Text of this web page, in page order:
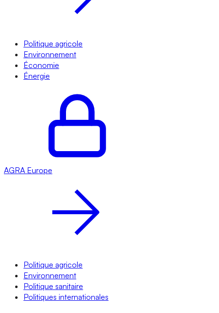
Politique agricole
Environnement
Économie
Énergie
AGRA Europe
Politique agricole
Environnement
Politique sanitaire
Politiques internationales